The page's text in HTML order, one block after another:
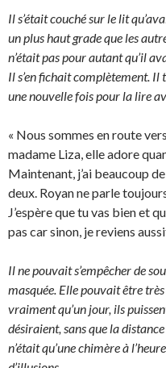
Il s’était couché sur le lit
un plus haut grade que les
n’était pas pour autant qu’il
Il s’en fichait complètement.
une nouvelle fois pour la lire
« Nous sommes en route
madame Liza, elle adore
Maintenant, j’ai beaucoup
deux. Royan ne parle
J’espère que tu vas bien et
pas car sinon, je reviens
Il ne pouvait s’empêcher de
masquée. Elle pouvait être
vraiment qu’un jour, ils
désiraient, sans que la
n’était qu’une chimère à